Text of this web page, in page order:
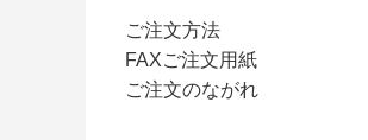
ご注文方法
FAXご注文用紙
ご注文のながれ